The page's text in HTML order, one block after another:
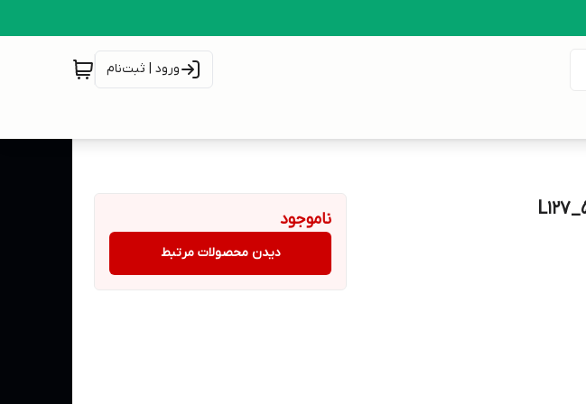
ورود | ثبت‌نام
ناموجود
دیدن محصولات مرتبط